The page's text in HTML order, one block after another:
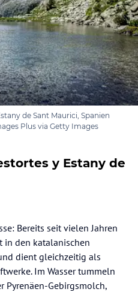
de Sant Maurici, Spanien
Plus via Getty Images
y Estany de
Bereits seit vielen Jahren
in den katalanischen
dient gleichzeitig als
Im Wasser tummeln
Pyrenäen-Gebirgsmolch,